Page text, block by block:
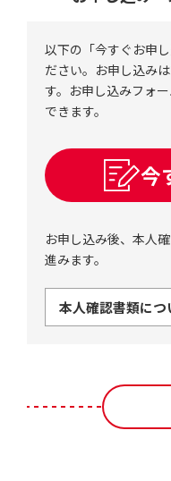
以下の「今すぐお申
ださい。お申し込み
す。お申し込みフォ
できます。
今
お申し込み後、本人
進みます。
本人確認書類につ